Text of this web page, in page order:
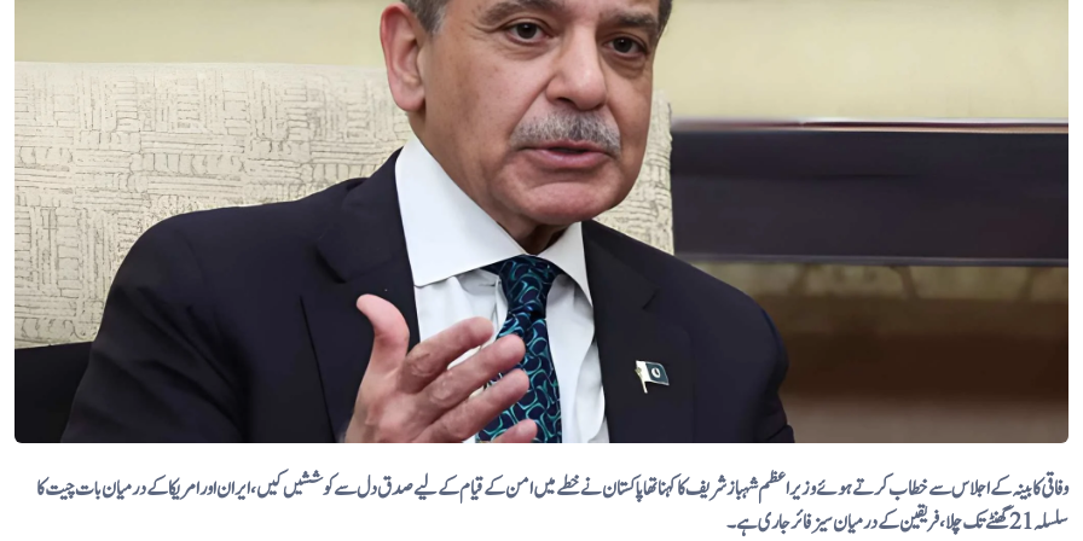
وفاقی کابینہ کے اجلاس سے خطاب کرتے ہوئے وزیراعظم شہباز شریف کا کہنا تھا پاکستان نے خطے میں امن کے قیام کے لیے صدق دل سے کوششیں کیں، ایران اور امریکا کے درمیان بات چیت کا
سلسلہ 21 گھنٹے تک چلا، فریقین کے درمیان سیز فائر جاری ہے۔